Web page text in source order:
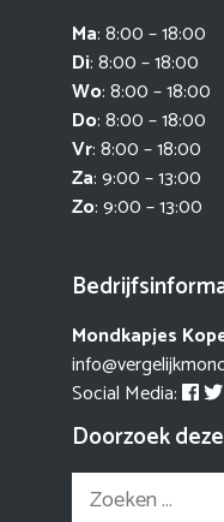
Ma: 8:00 – 18:00
Di: 8:00 – 18:00
Wo: 8:00 – 18:00
Do: 8:00 – 18:00
Vr: 8:00 – 18:00
Za: 9:00 – 13:00
Zo: 9:00 – 13:00
Mondkapjes
Social Media:
Doorzoek
Zoek
naar: